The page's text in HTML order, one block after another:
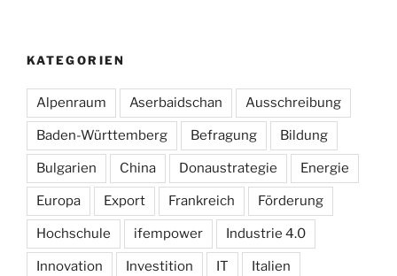
KATEGORIEN
Alpenraum Aserbaidschan Ausschreibung
Baden-Württemberg Befragung Bildung
Bulgarien China Donaustrategie Energie
Europa Export Frankreich Förderung
Hochschule ifempower Industrie 4.0
Innovation Investition IT Italien